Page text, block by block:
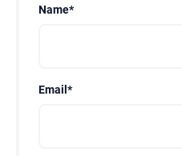
Name*
Email *